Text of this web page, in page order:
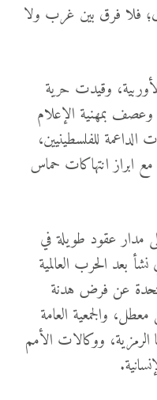
فلا فرق بين غرب ولا
وقيدت حرية
وعصف بمهنية الإعلام
للفلسطينيين،
مع ابراز انتهاكات حماس
مدار عقود طويلة في
بعد الحرب العالمية
عن فرض هدنة
والجمعية العامة
ووكالات الأمم